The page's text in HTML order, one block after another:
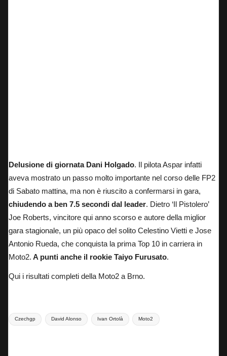
Delusione di giornata Dani Holgado. Il pilota Aspar infatti
aveva mostrato un passo molto importante nel corso delle FP2
di Sabato mattina, ma non è riuscito a confermarsi in gara,
chiudendo a ben 7.5 secondi dal leader. Dietro ‘Il Pistolero’
Joe Roberts, vincitore qui anno scorso e autore della miglior
gara stagionale, un più opaco del solito Celestino Vietti e Jose
Antonio Rueda, che conquista la prima Top 10 in carriera in
Moto2. A punti anche il rookie Taiyo Furusato.
Qui i risultati completi della Moto2 a Brno.
Tags:
Czechgp David Alonso Ivan Ortolà Moto2